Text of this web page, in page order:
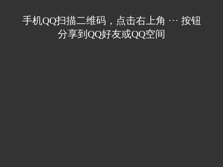
手机QQ扫描二维码，点击右上角 ··· 按钮
分享到QQ好友或QQ空间